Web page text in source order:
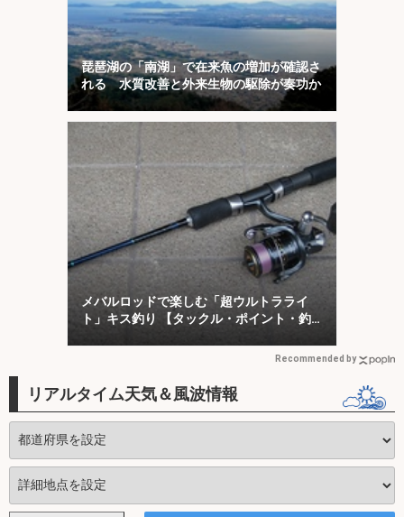
琵琶湖の「南湖」で在来魚の増加が確認さ
れる 水質改善と外来生物の駆除が奏功か
メバルロッドで楽しむ「超ウルトラライ
ト」キス釣り 【タックル・ポイント・釣
Recommended by
リアルタイム天気＆風波情報